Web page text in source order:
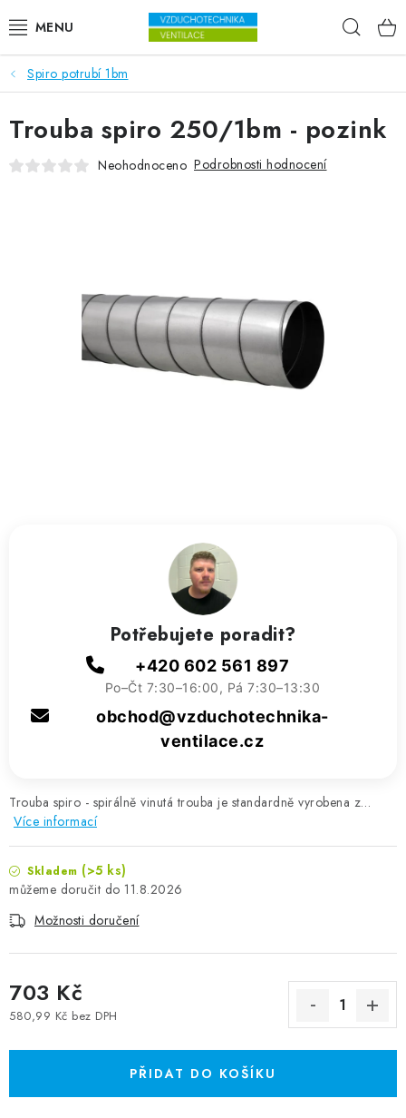
VENTILÁTORY
VZDUCHOTECHNIKA
REKUPERACE
ODVLHČOVAČE
Reference a zkušenosti
Rady a tipy
Kontakty
Spiro potrubí 1bm
Trouba spiro - spirálně vinutá trouba je standardně vyrobena z…
Více informací
Skladem (>5 ks)
11.8.2026
Možnosti doručení
703 Kč
580,99 Kč bez DPH
PŘIDAT DO KOŠÍKU
Trouba spiro 250/1bm - pozink
Neohodnoceno Podrobnosti hodnocení
Potřebujete poradit?
+420 602 561 897
Po–Čt 7:30–16:00, Pá 7:30–13:30
obchod@vzduchotechnika-
ventilace.cz